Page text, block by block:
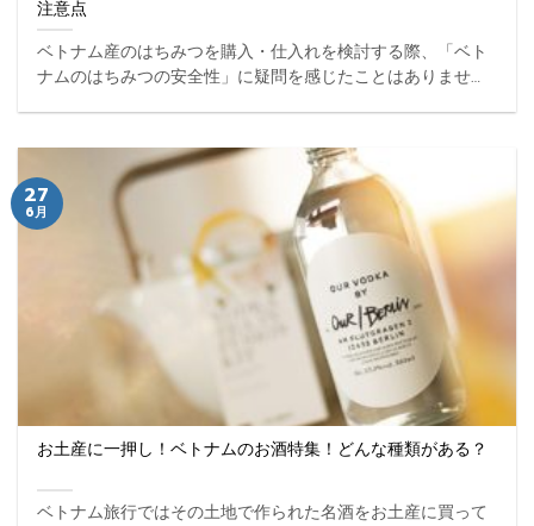
注意点
ベトナム産のはちみつを購入・仕入れを検討する際、「ベト
ナムのはちみつの安全性」に疑問を感じたことはありません
す。 ... ...
お土産に一押し！ベトナムのお酒特集！どんな種類がある？
ベトナム旅行ではその土地で作られた名酒をお土産に買って
27
6月